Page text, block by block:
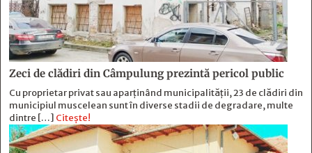
Zeci de clădiri din Câmpulung prezintă pericol public
Cu proprietar privat sau aparținând municipalității, 23 de clădiri din
municipiul muscelean sunt în diverse stadii de degradare, multe
dintre […] Citește!